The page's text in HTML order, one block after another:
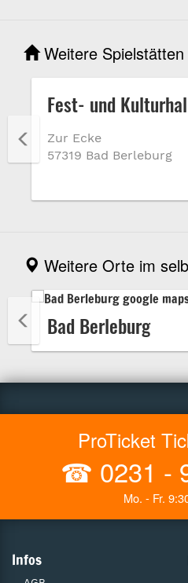
Weitere
Fest- und
Zur Ecke
57319 Bad Berleburg
Weitere Orte im
Bad Berleburg
ProTicket
☎ 0231 -
Mo. - Fr.
Infos